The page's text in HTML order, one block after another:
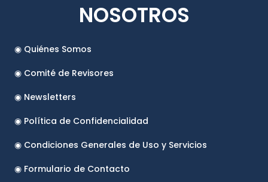
NOSOTROS
◉ Quiénes Somos
◉ Comité de Revisores
◉ Newsletters
◉ Política de Confidencialidad
◉ Condiciones Generales de Uso y Servicios
◉ Formulario de Contacto